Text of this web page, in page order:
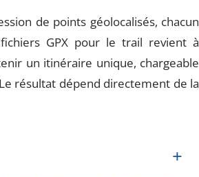
de points géolocalisés, chacun
GPX pour le trail revient à
un itinéraire unique, chargeable
résultat dépend directement de la